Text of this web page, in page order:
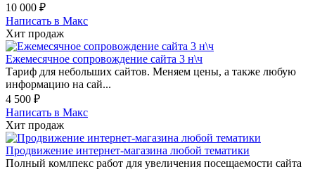
10 000 ₽
Написать в Макс
Хит продаж
Ежемесячное сопровождение сайта 3 н\ч
Тариф для небольших сайтов. Меняем цены, а также любую
информацию на сай...
4 500 ₽
Написать в Макс
Хит продаж
Продвижение интернет-магазина любой тематики
Полный комлпекс работ для увеличения посещаемости сайта